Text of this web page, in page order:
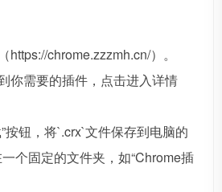
https://chrome.zzzmh.cn/）。
你需要的插件，点击进入详情
按钮，将`.crx`文件保存到电脑的
个固定的文件夹，如“Chrome插